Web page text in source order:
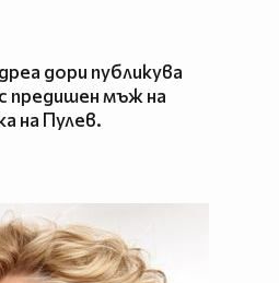
дори публикува
предишен мъж на
на Пулев.